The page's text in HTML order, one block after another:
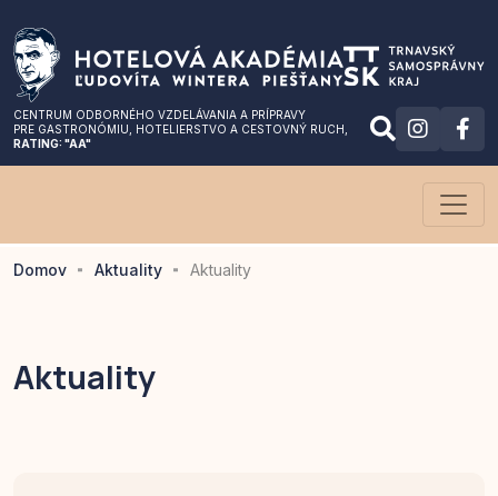
CENTRUM ODBORNÉHO VZDELÁVANIA A PRÍPRAVY
PRE GASTRONÓMIU , HOTELIERSTVO A CESTOVNÝ RUCH,
RATING: "AA"
Domov Aktuality Aktuality
Aktuality